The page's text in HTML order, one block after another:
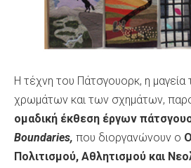
Η τέχνη του Πάτσγουορκ, η
χρωμάτων και των σχημάτων,
ομαδική έκθεση έργων
Boundaries, που διοργανώνουν ο
Πολιτισμού, Αθλητισμού και